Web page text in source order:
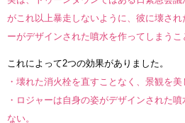
がこれ以上暴走しないように、彼に壊さ
ーがデザインされた噴水を作ってしまうこ
これによって2つの効果がありました。
・壊れた消火栓を直すことなく、景観を美
・ロジャーは自身の姿がデザインされた
ない。